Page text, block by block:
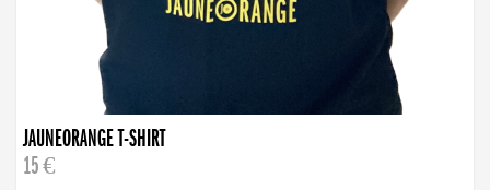
JAUNEORANGE T-SHIRT
15 €